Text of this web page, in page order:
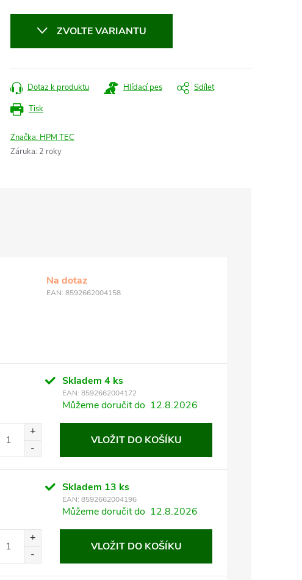
ZVOLTE VARIANTU
Tisk
Dotaz k produktu Hlídací pes Sdílet
Značka: HPM TEC
Záruka: 2 roky
Na dotaz
EAN: 8592662004158
Skladem4 ks
EAN: 8592662004172
Můžeme doručit do 12.8.2026
VLOŽIT DO KOŠÍKU
Skladem 13 ks
EAN: 8592662004196
Můžeme doručit do 12.8.2026
VLOŽIT DO KOŠÍKU